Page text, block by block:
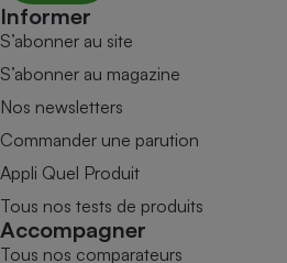
Informer
S’abonner au site
S’abonner au magazine
Nos newsletters
Commander une parution
Appli Quel Produit
Tous nos tests de produits
Accompagner
Tous nos comparateurs